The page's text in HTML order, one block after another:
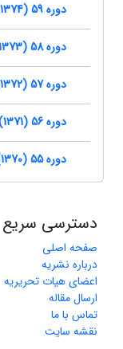
دوره 59 (1374)
دوره 58 (1373)
دوره 57 (1372)
دوره 56 (1371)
دوره 55 (1370)
دسترسی سریع
صفحه اصلی
درباره نشریه
اعضای هیات تحریریه
ارسال مقاله
تماس با ما
نقشه سایت